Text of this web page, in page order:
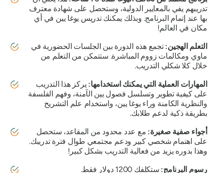
تدريبهم يفي بالمعايير الدولية، وستحصل على شهادة معترف
بها عند إتمام البرنامج. وبذلك يمكنك تدريس يوغا يين في أي
مكان في العالم!
التعلم الهجين:تجمع هذه الدورة بين الجلسات الحضورية في
ماوي ومكالمات زووم المباشرة. ستتمكن من التعلم من
خلال كلا شكلي التدريب.
المهارات العملية التي يمكنك استخدامها:يركز هذا التدريب
على كيفية تطوير وتسلسل فصول يين الآمنة، وفهم الفلسفة
والنظرية الكامنة وراء يوغا يين، واستخدام علم التشريح
بطريقة ذكية لدعم طلابك.
أجواء صفية صغيرة:مع عدد محدود من المقاعد، ستحصل
على اهتمام شخصي كبير ودعم مجتمعي طوال فترة تدريبك.
وهذا بدوره يزيد من فعالية التدريب بشكل كبير!
رسوم البرنامج:ستكلفك 1200 دولار فقط.